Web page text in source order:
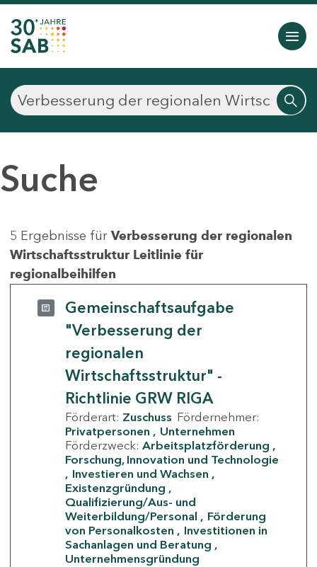
Suche
5 Ergebnisse für Verbesserung der regionalen
Wirtschaftsstruktur Leitlinie für
regionalbeihilfen
Gemeinschaftsaufgabe
"Verbesserung der
regionalen
Wirtschaftsstruktur" -
Richtlinie GRW RIGA
Förderart: Zuschuss Fördernehmer:
Privatpersonen
Unternehmen
Förderzweck: Arbeitsplatzförderung
Forschung, Innovation und Technologie
Investieren und Wachsen
Existenzgründung
Qualifizierung/Aus- und
Weiterbildung/Personal
Förderung
von Personalkosten
Investitionen in
Sachanlagen und Beratung
Unternehmensgründung